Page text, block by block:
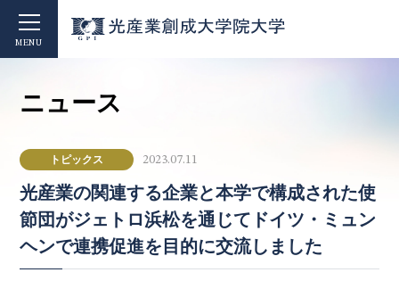
MENU
ニュース
トピックス 2023.07.11
光産業の関連する企業と本学で構成された使
節団がジェトロ浜松を通じてドイツ・ミュン
ヘンで連携促進を目的に交流しました